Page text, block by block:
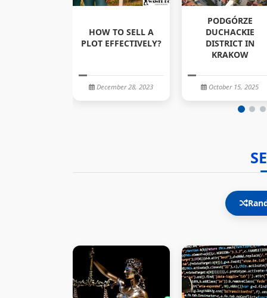
HOW TO SELL A
PLOT EFFECTIVELY?
December 28, 2023
PODGÓRZE
DUCHACKIE
DISTRICT IN
KRAKOW
October 15, 2025